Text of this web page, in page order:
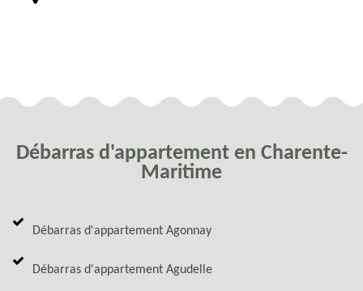
Débarras d'appartement en Charente-
Maritime
Débarras d'appartement Agonnay
Débarras d'appartement Agudelle